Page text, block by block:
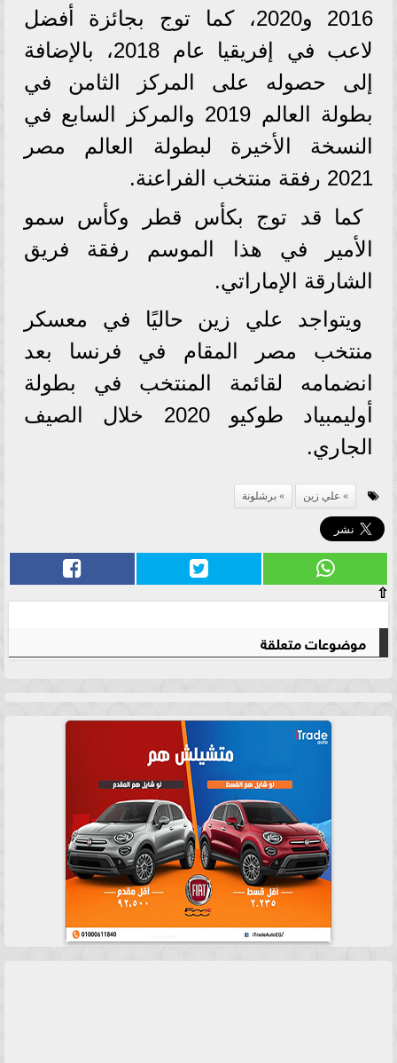
2016 و2020، كما توج بجائزة أفضل
لاعب في إفريقيا عام 2018، بالإضافة
إلى حصوله على المركز الثامن في
بطولة العالم 2019 والمركز السابع في
النسخة الأخيرة لبطولة العالم مصر
2021 رفقة منتخب الفراعنة.
كما قد توج بكأس قطر وكأس سمو
الأمير في هذا الموسم رفقة فريق
الشارقة الإماراتي.
ويتواجد علي زين حاليًا في معسكر
منتخب مصر المقام في فرنسا بعد
انضمامه لقائمة المنتخب في بطولة
أوليمبياد طوكيو 2020 خلال الصيف
الجاري.
علي زين برشلونة
⇧
موضوعات متعلقة